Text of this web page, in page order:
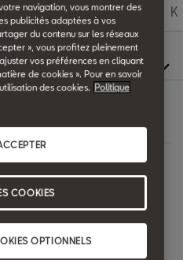
F G H I J K
de la
navigation, vous montrer des
publicités adaptées à vos
du contenu sur les réseaux
», vous profitez pleinement
vos préférences en cliquant
de cookies ». Pour en savoir
des cookies. Politique
OPTIONNELS
COOKIES